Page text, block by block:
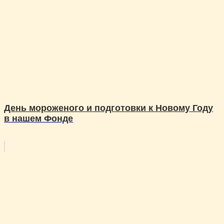
День мороженого и подготовки к Новому Году
в нашем Фонде